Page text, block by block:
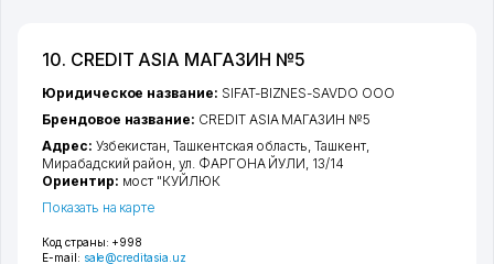
10. CREDIT ASIA МАГАЗИН №5
Код страны: +998
E-mail: sale@creditasia.uz
Юридическое название: SIFAT-BIZNES-SAVDO ООО
Брендовое название: CREDIT ASIA МАГАЗИН №5
Адрес: Узбекистан,Ташкентская область ,Ташкент,
Мирабадский район ,ул. ФАРГОНА ЙУЛИ , 13/14
Ориентир: мост "КУЙЛЮК
Показать на карте